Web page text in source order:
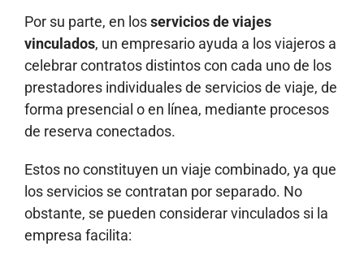
Por su parte, en losservicios de viajes
vinculados, un empresario ayuda a los viajeros a
celebrar contratos distintos con cada uno de los
prestadores individuales de servicios de viaje, de
forma presencial o en línea, mediante procesos
de reserva conectados.
Estos no constituyen un viaje combinado, ya que
los servicios se contratan por separado. No
obstante, se pueden considerar vinculados si la
empresa facilita: